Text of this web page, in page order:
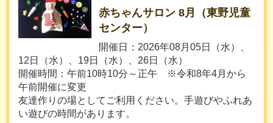
赤ちゃんサロン 8月（東野児童
センター）
開催日：2026年08月05日（水）、
12日（水）、19日（水）、26日（水）
開催時間：午前10時10分～正午 ※令和8年4月から
午前開催に変更
友達作りの場としてご利用ください。手遊びやふれあ
い遊びの時間があります。